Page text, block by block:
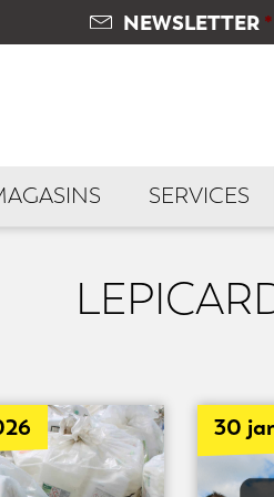
NEWSLETTER *
SERVICES
30